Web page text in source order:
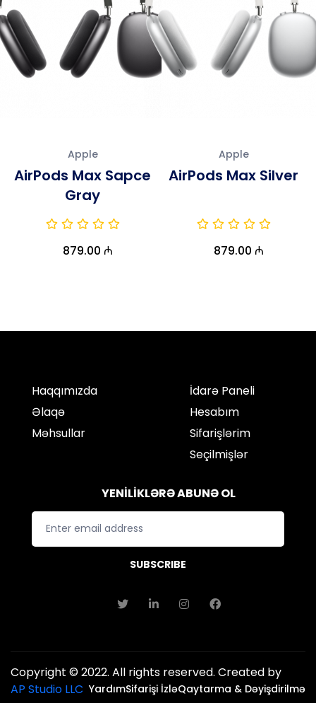
Apple
AirPods Max Sapce
Gray
879.00 ₼
Apple
AirPods Max Silver
879.00 ₼
Haqqımızda
Əlaqə
Məhsullar
İdarə Paneli
Hesabım
Sifarişlərim
Seçilmişlər
YENİLİKLƏRƏ ABUNƏ OL
SUBSCRIBE
Copyright © 2022. All rights reserved. Created by
AP Studio LLC YardımSifarişi İzləQaytarma & Dəyişdirilmə